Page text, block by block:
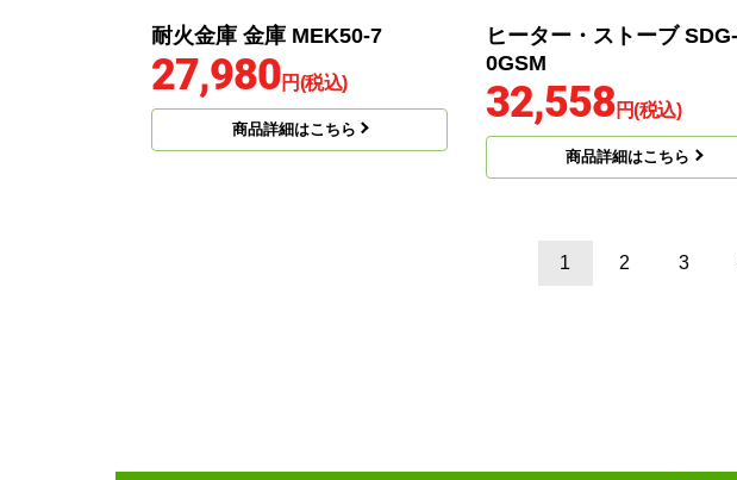
耐火金庫 金庫 MEK50-7
27,980円(税込)
商品詳細はこちら
ヒーター・ストーブ
0GSM
32,558円(税込)
商品詳細はこちら
1 2 3